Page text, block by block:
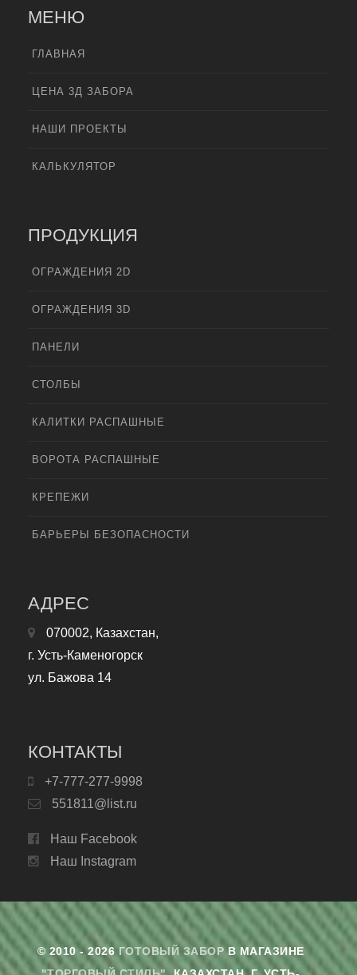
МЕНЮ
ГЛАВНАЯ
ЦЕНА 3Д ЗАБОРА
НАШИ ПРОЕКТЫ
КАЛЬКУЛЯТОР
ПРОДУКЦИЯ
ОГРАЖДЕНИЯ 2D
ОГРАЖДЕНИЯ 3D
ПАНЕЛИ
СТОЛБЫ
КАЛИТКИ РАСПАШНЫЕ
ВОРОТА РАСПАШНЫЕ
КРЕПЕЖИ
БАРЬЕРЫ БЕЗОПАСНОСТИ
АДРЕС
070002, Казахстан,
г. Усть-Каменогорск
ул. Бажова 14
КОНТАКТЫ
+7-777-277-9998
551811@list.ru
Наш Facebook
Наш Instagram
© 2010 - 2026 ГОТОВЫЙ ЗАБОРВ МАГАЗИНЕ